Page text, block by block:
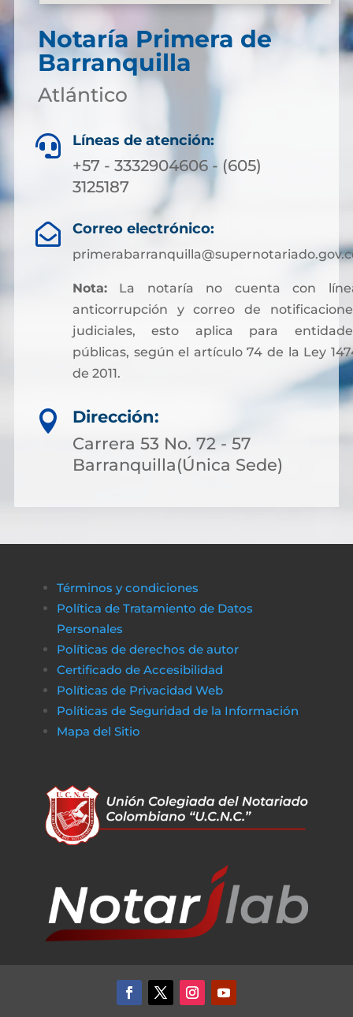
Notaría Primera de
Barranquilla
Atlántico
 Líneas de atención:
+57 - 3332904606 - (605)
3125187
 Correo electrónico:
Nota:La notaría no cuenta con
anticorrupción y correo de
judiciales, esto aplica para
públicas, según el artículo 74 de la Ley
de 2011.
Sin embargo, para facilitar otros trámites y
pagos asociados a servicios notariales, hoy
es posible acceder a soluciones financieras
más flexibles. Muchas personas optan por
de financiamiento rápido y transparente,
administrativo pueda completarse sin
obstáculos económicos.
De la misma manera, en
jugadores pueden disfrutar de un entorno
de juego claro y sin complicaciones. Al igual
las transacciones son seguras y rápidas, lo
que permite a los jugadores concentrarse
en lo que más importa: la experiencia de
en el del entretenimiento en línea, la
transparencia y la eficiencia son clave para
garantizar que todo funcione sin

Dirección:
Carrera 53 No. 72 - 57
Barranquilla(Única Sede)
Términos y condiciones
Política de Tratamiento de Datos
Personales
Políticas de derechos de autor
Certificado de Accesibilidad
Políticas de Privacidad Web
Políticas de Seguridad de la Información
Mapa del Sitio